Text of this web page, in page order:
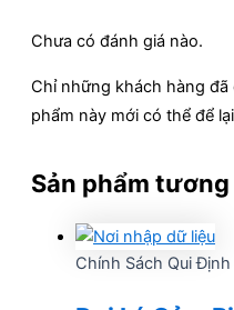
Chưa có đánh giá nào.
Chỉ những khách hàng đã
phẩm này mới có thể để
Sản phẩm
Chính Sách Qui Định